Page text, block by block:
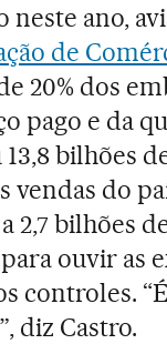
neste ano,
de
20% dos
pago e da
bilhões
vendas do
2,7 bilhões
ouvir as
controles.
diz Castro.